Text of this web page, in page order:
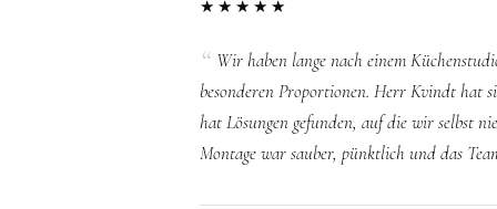
★★★★★
Wir haben lange nach einem
besonderen Proportionen. Herr Kvindt hat
hat Lösungen gefunden, auf die wir selbst
Montage war sauber, pünktlich und das